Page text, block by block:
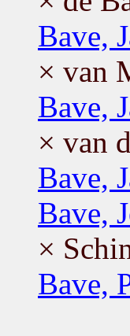
Bave,
× van
Bave,
× van
Bave,
Bave,
×
Bave,